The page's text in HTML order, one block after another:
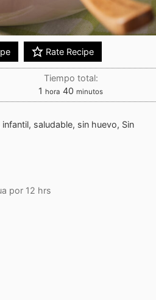
Rate Recipe
Tiempo total:
1 hora 40 minutos
saludable, sin huevo, Sin
por 12 hrs